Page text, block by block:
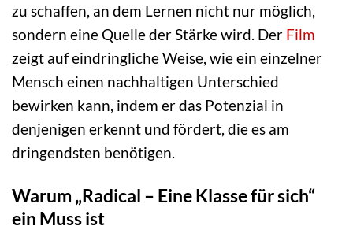
zu schaffen, an dem Lernen nicht nur möglich,
sondern eine Quelle der Stärke wird. Der Film
zeigt auf eindringliche Weise, wie ein einzelner
Mensch einen nachhaltigen Unterschied
bewirken kann, indem er das Potenzial in
denjenigen erkennt und fördert, die es am
dringendsten benötigen.
Warum „Radical – Eine Klasse für sich“
ein Muss ist